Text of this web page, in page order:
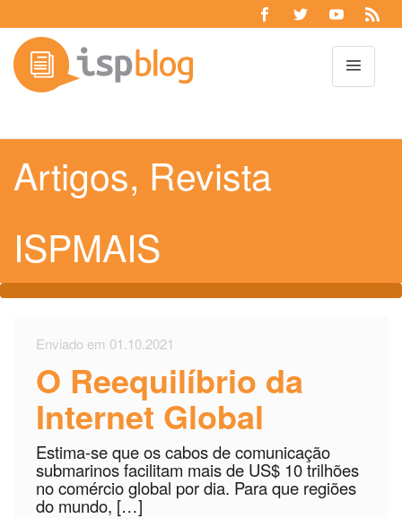
Artigos, Revista
ISPMAIS
Enviado em 01.10.2021
O Reequilíbrio da
Internet Global
Estima-se que os cabos de comunicação
submarinos facilitam mais de US$ 10 trilhões
no comércio global por dia. Para que regiões
do mundo, […]